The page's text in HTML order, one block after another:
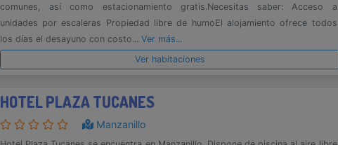
comunes, así como estacionamiento gratis.Necesitas saber: Acceso a
unidades por escaleras Propiedad libre de humoEl alojamiento ofrece todos
los días el desayuno con costo... Ver más...
Ver habitaciones
HOTEL PLAZA TUCANES
Manzanillo